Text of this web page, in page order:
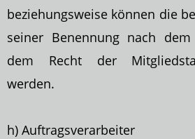
beziehungsweise können die
seiner Benennung nach
dem Recht der
werden.
h) Auftragsverarbeiter